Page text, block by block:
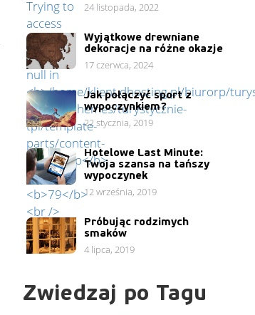
24 listopada, 2022
Wyjątkowe drewniane
dekoracje na różne okazje
17 czerwca, 2024
Jak połączyć sport z
wypoczynkiem?
22 stycznia, 2019
Hotelowe Last Minute:
Twoja szansa na tańszy
wypoczynek
12 września, 2019
Próbując rodzimych
smaków
4 lipca, 2019
Zwiedzaj po Tagu